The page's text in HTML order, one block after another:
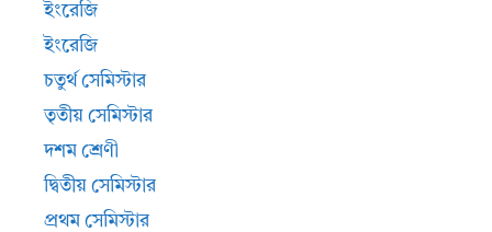
ইংরেজি
ইংরেজি
চতুর্থ সেমিস্টার
তৃতীয় সেমিস্টার
দশম শ্রেণী
দ্বিতীয় সেমিস্টার
প্রথম সেমিস্টার